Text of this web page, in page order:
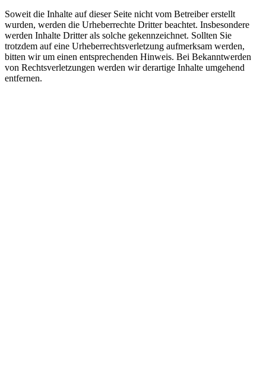
Soweit die Inhalte auf dieser Seite nicht vom Betreiber erstellt
wurden, werden die Urheberrechte Dritter beachtet. Insbesondere
werden Inhalte Dritter als solche gekennzeichnet. Sollten Sie
trotzdem auf eine Urheberrechtsverletzung aufmerksam werden,
bitten wir um einen entsprechenden Hinweis. Bei Bekanntwerden
von Rechtsverletzungen werden wir derartige Inhalte umgehend
entfernen.